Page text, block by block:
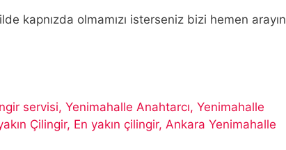
kapnızda olmamızı isterseniz bizi hemen arayın
servisi, Yenimahalle Anahtarcı, Yenimahalle
Çilingir, En yakın çilingir, Ankara Yenimahalle